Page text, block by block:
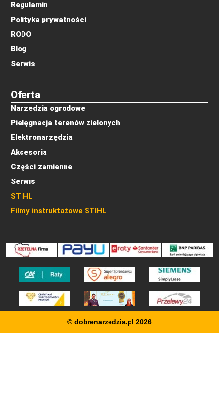
Oferta
Narzedzia ogrodowe
Pielęgnacja terenów zielonych
Elektronarzędzia
Akcesoria
Części zamienne
Serwis
STIHL
Filmy instruktażowe STIHL
Regulamin
Polityka prywatności
RODO
Blog
Serwis
© dobrenarzedzia.pl 2026